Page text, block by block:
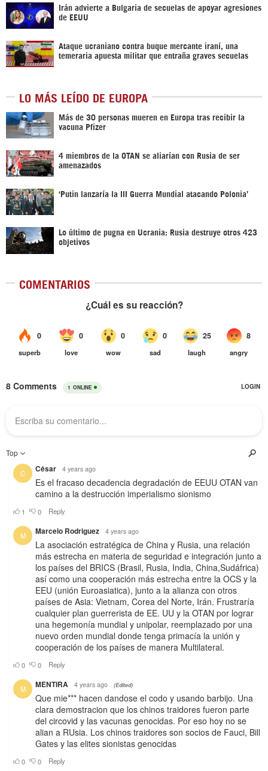
Irán advierte a Bulgaria de secuelas de apoyar agresiones
de EEUU
Ataque ucraniano contra buque mercante iraní, una
temeraria apuesta militar que entraña graves secuelas
LO MÁS LEÍDO DE EUROPA
Más de 30 personas mueren en Europa tras recibir la
vacuna Pfizer
4 miembros de la OTAN se aliarían con Rusia de ser
amenazados
‘Putin lanzaría la III Guerra Mundial atacando Polonia’
Lo último de pugna en Ucrania: Rusia destruye otros 423
objetivos
COMENTARIOS